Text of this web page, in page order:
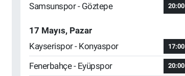
Samsunspor - Göztepe 20:00
17 Mayıs, Pazar
Kayserispor - Konyaspor
17:00
Fenerbahçe - Eyüpspor 20:00